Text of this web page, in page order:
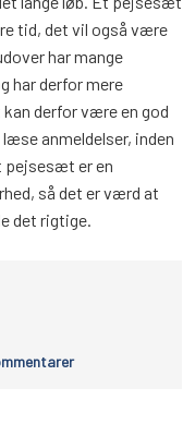
tid, det vil også være
har mange
har derfor mere
derfor være en god
anmeldelser, inden
pejsesæt er en
så det er værd at
det rigtige.